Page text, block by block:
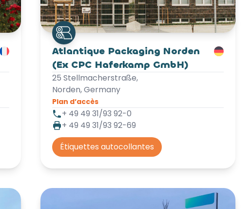
Atlantique Packaging Norden
(Ex CPC Haferkamp GmbH)
25 Stellmacherstraße,
Norden, Germany
Plan d’accès
+ 49 49 31/93 92-0
+ 49 49 31/93 92-69
Étiquettes autocollantes